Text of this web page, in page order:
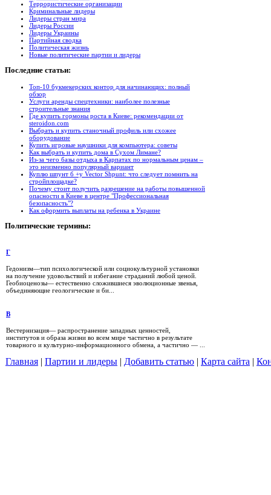
Террористические организации
Криминальные лидеры
Лидеры стран мира
Лидеры России
Лидеры Украины
Партийная сводка
Политическая жизнь
Новые политические партии и лидеры
Последние статьи:
Топ-10 букмекерских контор для начинающих: полный
обзор
Услуги аренды спецтехники: наиболее полезные
строительные знания
Где купить гормоны роста в Киеве: рекомендации от
steroidon.com
Выбрать и купить станочный профиль или схожее
оборудование
Купить игровые наушники для компьютера: советы
Как выбрать и купить дома в Сухом Лимане?
Из-за чего базы отдыха в Карпатах по нормальным ценам –
это неизменно популярный вариант
Куплю шпунт б +у Vector Shpunt: что следует помнить на
стройплощадке?
Почему стоит получить разрешение на работы повышенной
опасности в Киеве в центре "Профессиональная
безопасность"?
Как оформить выплаты на ребенка в Украине
Политические термины:
Г
Гедонизм—тип психологической или социокультурной установки
на получение удовольствий и избегание страданий любой ценой.
Геобиоценозы— естественно сложившиеся эволюционные звенья,
объединяющие геологические и би...
В
Вестернизация— распространение западных ценностей,
институтов и образа жизни во всем мире частично в результате
товарного и культурно-информационного обмена, а частично — ...
Главная | Партии и лидеры | Добавить статью | Карта сайта |